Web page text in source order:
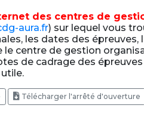
des centres de
aura.fr) sur lequel vous
les dates des épreuves,
le centre de gestion
de cadrage des
Télécharger l'arrêté d'ouverture